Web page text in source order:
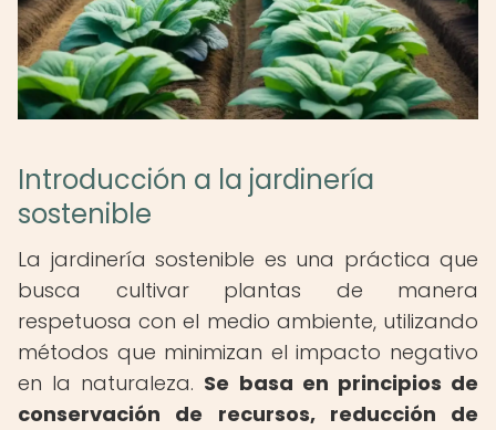
Introducción a la jardinería
sostenible
La jardinería sostenible es una práctica que
busca cultivar plantas de manera
respetuosa con el medio ambiente, utilizando
métodos que minimizan el impacto negativo
en la naturaleza. Se basa en principios de
conservación de recursos, reducción de